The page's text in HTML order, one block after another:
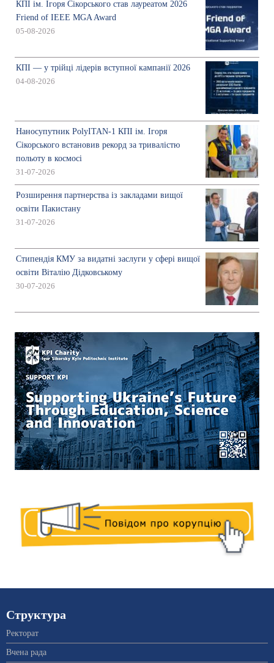
КПІ ім. Ігоря Сікорського став лауреатом 2026
Friend of IEEE MGA Award
05-08-2026
КПІ — у трійці лідерів вступної кампанії 2026
04-08-2026
Наносупутник PolyITAN-1 КПІ ім. Ігоря
Сікорського встановив рекорд за тривалістю
польоту в космосі
31-07-2026
Розширення партнерства із закладами вищої
освіти Пакистану
31-07-2026
Стипендія КМУ за видатні заслуги у сфері вищої
освіти Віталію Дідковському
30-07-2026
Структура
Ректорат
Вчена рада